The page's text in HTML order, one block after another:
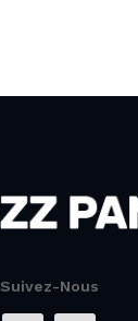
Suivez-Nous